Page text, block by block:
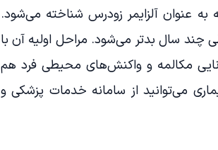
هستند که به عنوان آلزایمر زودرس شناخته می‌شود.
چند سال بدتر می‌شود. مراحل اولیه آن با
مکالمه و واکنش‌های محیطی فرد هم
می‌توانید از سامانه خدمات پزشکی و